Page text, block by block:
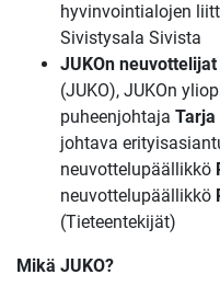
hyvinvointialojen
Sivistysala Sivista
JUKOn neuvottelijat
(JUKO), JUKOn
puheenjohtaja Tarja
johtava
neuvottelupäällikkö
neuvottelupäällikkö
(Tieteentekijät)
Mikä JUKO?